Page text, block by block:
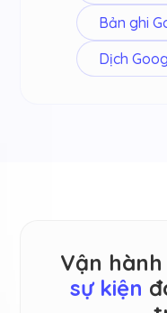
Bản ghi
Dịch
Vận
sự kiện